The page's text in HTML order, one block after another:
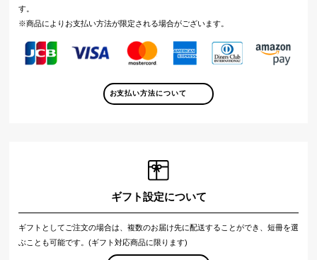
す。
※商品によりお支払い方法が限定される場合がございます。
お支払い方法について
ギフト設定について
ギフトとしてご注文の場合は、複数のお届け先に配送することができ、短冊を選
ぶことも可能です。(ギフト対応商品に限ります)